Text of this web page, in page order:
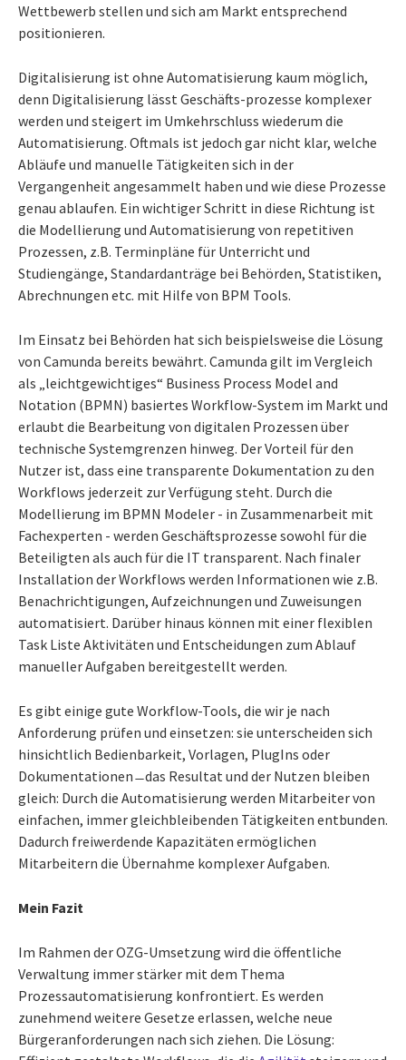
Wettbewerb stellen und sich am Markt entsprechend
positionieren.
Digitalisierung ist ohne Automatisierung kaum möglich,
denn Digitalisierung lässt Geschäfts-prozesse komplexer
werden und steigert im Umkehrschluss wiederum die
Automatisierung. Oftmals ist jedoch gar nicht klar, welche
Abläufe und manuelle Tätigkeiten sich in der
Vergangenheit angesammelt haben und wie diese Prozesse
genau ablaufen. Ein wichtiger Schritt in diese Richtung ist
die Modellierung und Automatisierung von repetitiven
Prozessen, z.B. Terminpläne für Unterricht und
Studiengänge, Standardanträge bei Behörden, Statistiken,
Abrechnungen etc. mit Hilfe von BPM Tools.
Im Einsatz bei Behörden hat sich beispielsweise die Lösung
von Camunda bereits bewährt. Camunda gilt im Vergleich
als „leichtgewichtiges“ Business Process Model and
Notation (BPMN) basiertes Workflow-System im Markt und
erlaubt die Bearbeitung von digitalen Prozessen über
technische Systemgrenzen hinweg. Der Vorteil für den
Nutzer ist, dass eine transparente Dokumentation zu den
Workflows jederzeit zur Verfügung steht. Durch die
Modellierung im BPMN Modeler - in Zusammenarbeit mit
Fachexperten - werden Geschäftsprozesse sowohl für die
Beteiligten als auch für die IT transparent. Nach finaler
Installation der Workflows werden Informationen wie z.B.
Benachrichtigungen, Aufzeichnungen und Zuweisungen
automatisiert. Darüber hinaus können mit einer flexiblen
Task Liste Aktivitäten und Entscheidungen zum Ablauf
manueller Aufgaben bereitgestellt werden.
Es gibt einige gute Workflow-Tools, die wir je nach
Anforderung prüfen und einsetzen: sie unterscheiden sich
hinsichtlich Bedienbarkeit, Vorlagen, PlugIns oder
Dokumentationen ̶ das Resultat und der Nutzen bleiben
gleich: Durch die Automatisierung werden Mitarbeiter von
einfachen, immer gleichbleibenden Tätigkeiten entbunden.
Dadurch freiwerdende Kapazitäten ermöglichen
Mitarbeitern die Übernahme komplexer Aufgaben.
Mein Fazit
Im Rahmen der OZG-Umsetzung wird die öffentliche
Verwaltung immer stärker mit dem Thema
Prozessautomatisierung konfrontiert. Es werden
zunehmend weitere Gesetze erlassen, welche neue
Bürgeranforderungen nach sich ziehen. Die Lösung: